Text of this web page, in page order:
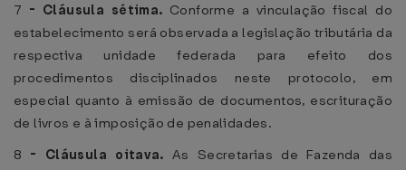
7 - Cláusula sétima. Conforme a vinculação fiscal do
estabelecimento será observada a legislação tributária da
respectiva unidade federada para efeito dos
procedimentos disciplinados neste protocolo, em
especial quanto à emissão de documentos, escrituração
de livros e à imposição de penalidades.
8 - Cláusula oitava. As Secretarias de Fazenda das